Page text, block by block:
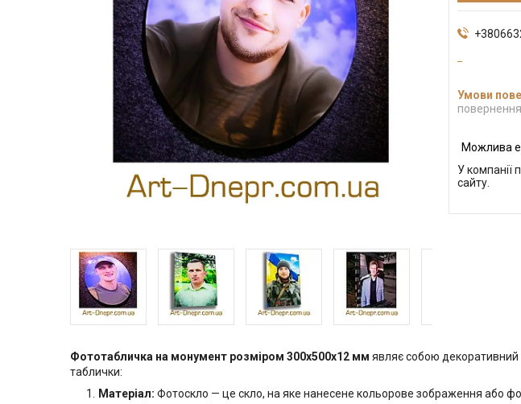
У компанії
сайту.
Фототабличка на монумент розміром 300х500x12 мм являє собою декоративний
таблички:
Матеріал: Фотоскло — це скло, на яке нанесене кольорове зображення або